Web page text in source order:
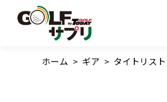
ホーム > ギア > タイトリス